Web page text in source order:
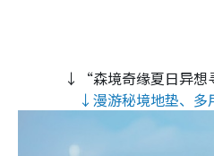
↓“森境奇缘夏日异
↓漫游秘境地垫、多